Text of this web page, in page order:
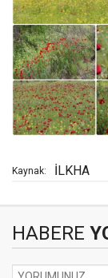
Kaynak: İLKHA
HABERE